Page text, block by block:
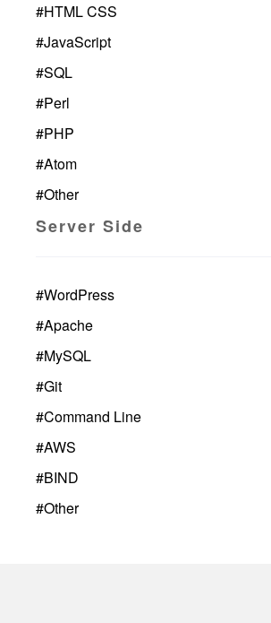
#HTML CSS
#JavaScript
#SQL
#Perl
#PHP
#Atom
#Other
Server Side
#WordPress
#Apache
#MySQL
#Git
#Command Line
#AWS
#BIND
#Other